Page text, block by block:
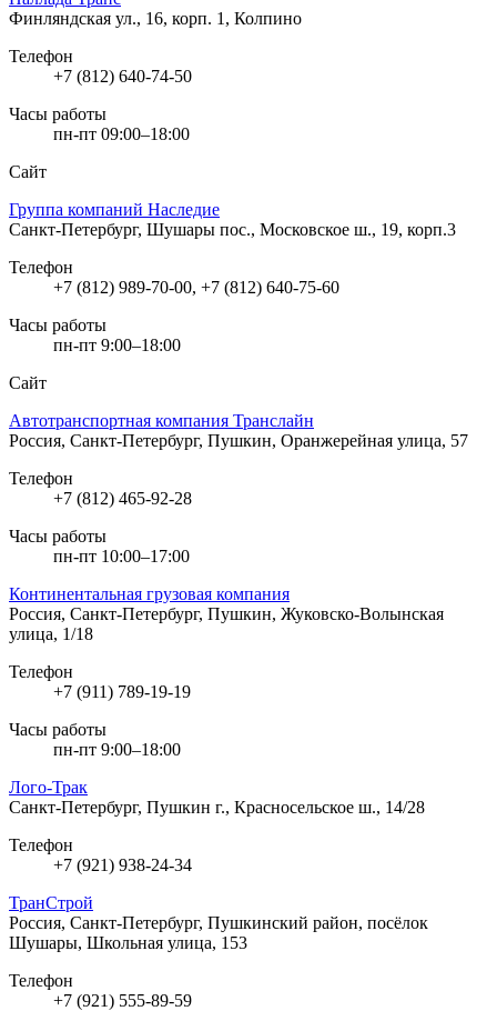
Финляндская ул., 16, корп. 1, Колпино
Телефон
+7 (812) 640-74-50
Часы работы
пн-пт 09:00–18:00
Сайт
Группа компаний Наследие
Санкт-Петербург, Шушары пос., Московское ш., 19, корп.3
Телефон
+7 (812) 989-70-00, +7 (812) 640-75-60
Часы работы
пн-пт 9:00–18:00
Сайт
Автотранспортная компания Транслайн
Россия, Санкт-Петербург, Пушкин, Оранжерейная улица, 57
Телефон
+7 (812) 465-92-28
Часы работы
пн-пт 10:00–17:00
Континентальная грузовая компания
Россия, Санкт-Петербург, Пушкин, Жуковско-Волынская
улица, 1/18
Телефон
+7 (911) 789-19-19
Часы работы
пн-пт 9:00–18:00
Лого-Трак
Санкт-Петербург, Пушкин г., Красносельское ш., 14/28
Телефон
+7 (921) 938-24-34
ТранСтрой
Россия, Санкт-Петербург, Пушкинский район, посёлок
Шушары, Школьная улица, 153
Телефон
+7 (921) 555-89-59